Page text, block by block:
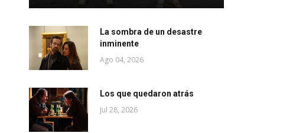
La sombra de un desastre
inminente
Ago 04, 2026
Los que quedaron atrás
Jul 28, 2026